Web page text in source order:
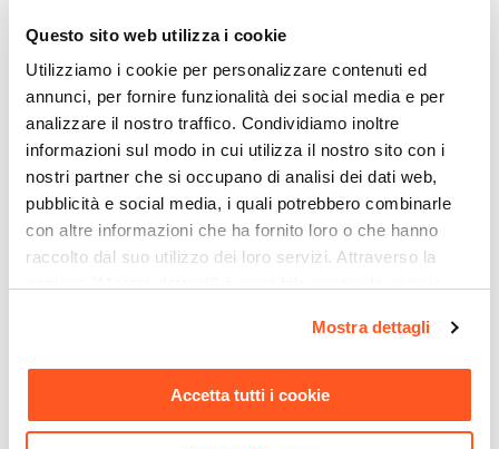
Questo sito web utilizza i cookie
Utilizziamo i cookie per personalizzare contenuti ed
annunci, per fornire funzionalità dei social media e per
analizzare il nostro traffico. Condividiamo inoltre
informazioni sul modo in cui utilizza il nostro sito con i
nostri partner che si occupano di analisi dei dati web,
pubblicità e social media, i quali potrebbero combinarle
con altre informazioni che ha fornito loro o che hanno
raccolto dal suo utilizzo dei loro servizi. Attraverso la
momento. Per maggiori informazioni si invita a leggere la
Mostra dettagli
Accetta tutti i cookie
CODICE:LNT-3NR
Lanterna da esterno 35 h
CODICE:MGL-2EC
Ombrellone rotondo 3 m
bianco - Miguel
€ 56,00